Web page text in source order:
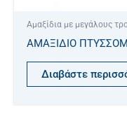
Αμαξίδια με μεγάλους
ΑΜΑΞΙΔΙΟ
Διαβάστε